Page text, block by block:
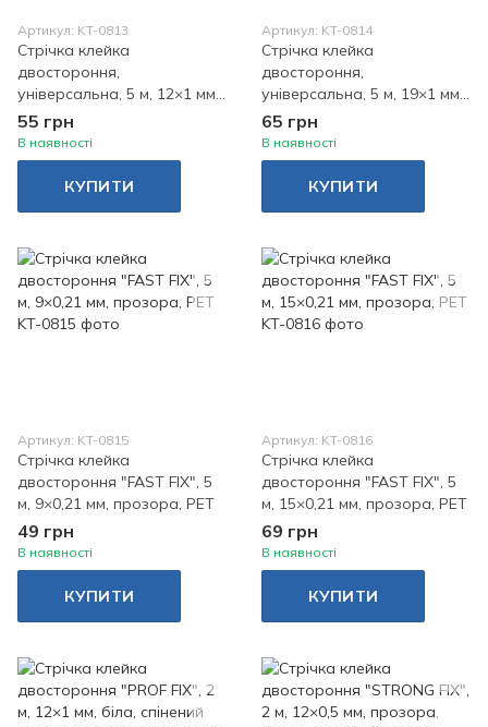
Артикул: KT-0813
Стрічка клейка
двостороння,
універсальна, 5 м, 12×1 мм,
біла, спінений поліетилен
55 грн
В наявності
КУПИТИ
Артикул: KT-0814
Стрічка клейка
двостороння,
універсальна, 5 м, 19×1 мм,
біла, спінений поліетилен
65 грн
В наявності
КУПИТИ
Артикул: KT-0815
Стрічка клейка
двостороння "FAST FIX", 5
м, 9×0,21 мм, прозора, РЕТ
49 грн
В наявності
КУПИТИ
Артикул: KT-0816
Стрічка клейка
двостороння "FAST FIX", 5
м, 15×0,21 мм, прозора, РЕТ
69 грн
В наявності
КУПИТИ